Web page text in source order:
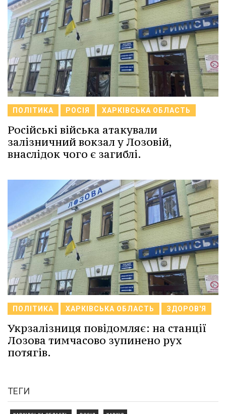
ПОЛІТИКА РОСІЯ ХАРКІВСЬКА ОБЛАСТЬ
Російські війська атакували
залізничний вокзал у Лозовій,
внаслідок чого є загиблі.
ПОЛІТИКА ХАРКІВСЬКА ОБЛАСТЬ ЗДОРОВ'Я
Укрзалізниця повідомляє: на станції
Лозова тимчасово зупинено рух
потягів.
ТЕГИ